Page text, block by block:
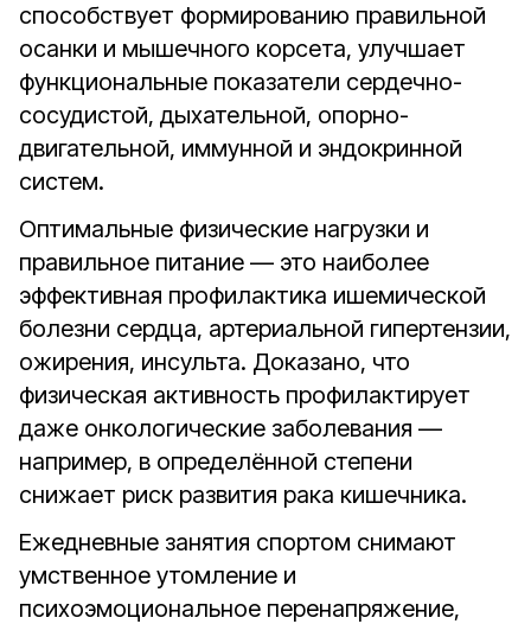
способствует формированию правильной
осанки и мышечного корсета, улучшает
функциональные показатели сердечно-
сосудистой, дыхательной, опорно-
двигательной, иммунной и эндокринной
систем.
Оптимальные физические нагрузки и
правильное питание — это наиболее
эффективная профилактика ишемической
болезни сердца, артериальной гипертензии,
ожирения, инсульта. Доказано, что
физическая активность профилактирует
даже онкологические заболевания —
например, в определённой степени
снижает риск развития рака кишечника.
Ежедневные занятия спортом снимают
умственное утомление и
психоэмоциональное перенапряжение,